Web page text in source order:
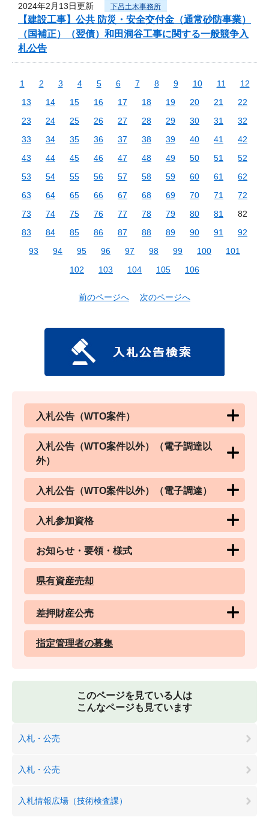
2024年2月13日更新 下呂土木事務所
【建設工事】公共 防災・安全交付金（通常砂防事業）
（国補正）（翌債）和田洞谷工事に関する一般競争入
札公告
1 2 3 4 5 6 7 8 9 10 11
12
13
14 15 16 17 18 19 20 21
22
23
24 25 26 27 28 29 30 31
32
33
34 35 36 37 38 39 40 41
42
43
44 45 46 47 48 49 50 51
52
53
54 55 56 57 58 59 60 61
62
63
64 65 66 67 68 69 70 71
72
73
74 75 76 77 78 79 80 81
82
83
84 85 86 87 88 89 90 91
92
93
94 95 96 97 98 99 100
101
102
103 104 105 106
前のページへ 次のページへ
入札公告（WTO案件）
入札公告（WTO案件以外）（電子調達以
外）
入札公告（WTO案件以外）（電子調達）
入札参加資格
お知らせ・要領・様式
県有資産売却
差押財産公売
指定管理者の募集
このページを見ている人は
こんなページも見ています
入札・公売
入札・公売
入札情報広場（技術検査課）